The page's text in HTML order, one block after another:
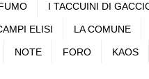
I TACCUINI DI
ELISI LA COMUNE
NOTE FORO KAOS